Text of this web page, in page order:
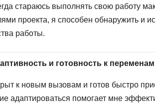
стараюсь выполнять свою работу
проекта, я способен обнаружить и
работы.
и готовность к переменам
к новым вызовам и готов быстро
адаптироваться помогает мне